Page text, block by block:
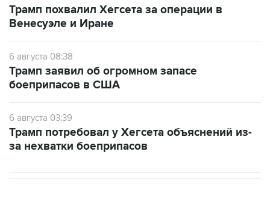
Трамп похвалил Хегсета за операции в
Венесуэле и Иране
6 августа 08:38
Трамп заявил об огромном запасе
боеприпасов в США
6 августа 03:39
Трамп потребовал у Хегсета объяснений из-
за нехватки боеприпасов